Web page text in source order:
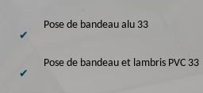
Pose de bandeau alu 33
Pose de bandeau et lambris PVC 33